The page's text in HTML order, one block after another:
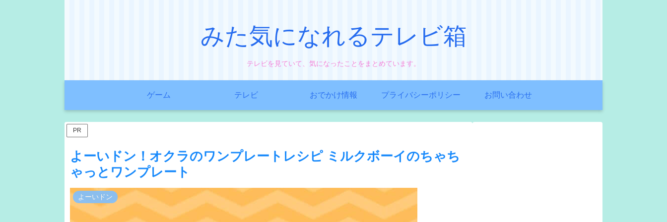
みた気になれるテレビ箱
テレビを見ていて、気になったことをまとめています。
ゲーム テレビ おでかけ情報 プライバシーポリシー お問い合わせ
PR
よーいドン！オクラのワンプレートレシピ ミルクボーイのちゃち
ゃっとワンプレート
よーいドン